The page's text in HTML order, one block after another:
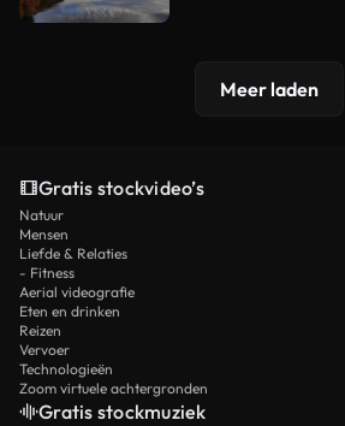
Meer laden
Gratis stockvideo’s
Natuur
Mensen
Liefde & Relaties
- Fitness
Aerial videografie
Eten en drinken
Reizen
Vervoer
Technologieën
Zoom virtuele achtergronden
Gratis stockmuziek